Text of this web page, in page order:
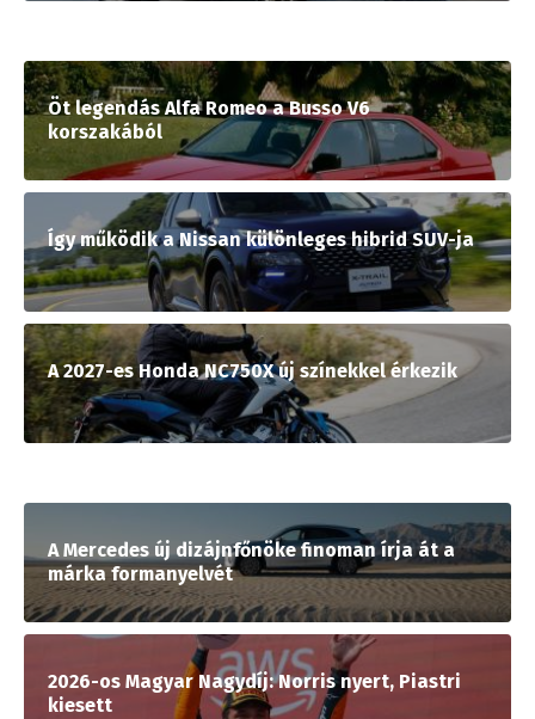
Öt legendás Alfa Romeo a Busso V6
korszakából
Így működik a Nissan különleges hibrid SUV-ja
A 2027-es Honda NC750X új színekkel érkezik
A Mercedes új dizájnfőnöke finoman írja át a
márka formanyelvét
2026-os Magyar Nagydíj: Norris nyert, Piastri
kiesett